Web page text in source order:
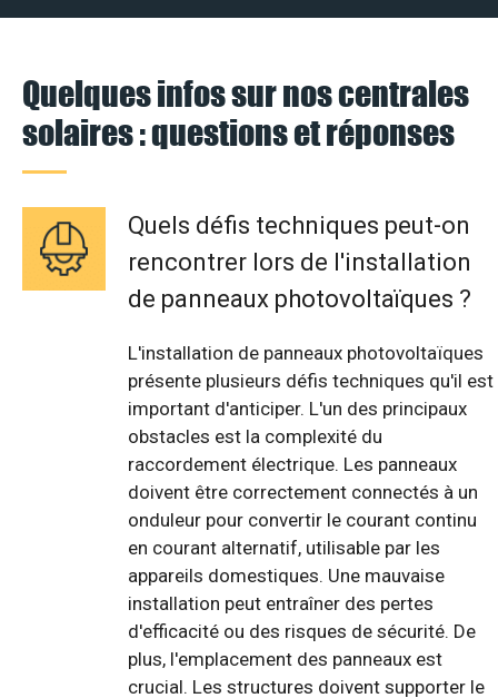
Quelques infos sur nos centrales
solaires : questions et réponses
Quels défis techniques peut-on
rencontrer lors de l'installation
de panneaux photovoltaïques ?
L'installation de panneaux photovoltaïques
présente plusieurs défis techniques qu'il est
important d'anticiper. L'un des principaux
obstacles est la complexité du
raccordement électrique. Les panneaux
doivent être correctement connectés à un
onduleur pour convertir le courant continu
en courant alternatif, utilisable par les
appareils domestiques. Une mauvaise
installation peut entraîner des pertes
d'efficacité ou des risques de sécurité. De
plus, l'emplacement des panneaux est
crucial. Les structures doivent supporter le